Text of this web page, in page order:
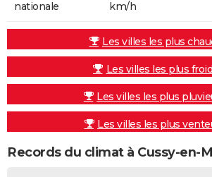
nationale
km/h
Les villes les plus
Les villes les plus
Les villes les plus
Les villes les plus
Records du climat à Cussy-en-